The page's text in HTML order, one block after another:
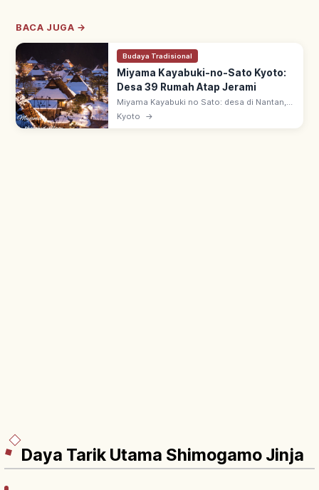
BACA JUGA →
Budaya Tradisional
Miyama Kayabuki-no-Sato Kyoto:
Desa 39 Rumah Atap Jerami
Miyama Kayabuki no Sato: desa di Nantan,
Kyoto utara—dari 50 rumah, 39 beratap
jerami. Arsitektur 'Kitayama-gata minka'
Kyoto →
Daya Tarik Utama Shimogamo Jinja